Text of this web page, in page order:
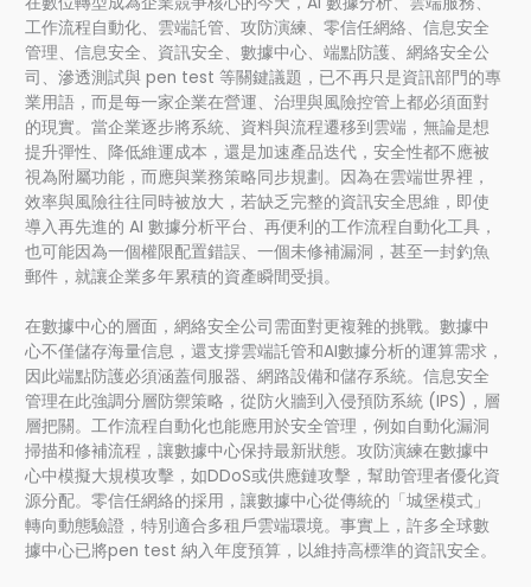
工作流程自動化、雲端託管、攻防演練、零信任網絡、信息安全
管理、信息安全、資訊安全、數據中心、端點防護、網絡安全公
司、滲透測試與 pen test 等關鍵議題，已不再只是資訊部門的專
業用語，而是每一家企業在營運、治理與風險控管上都必須面對
的現實。當企業逐步將系統、資料與流程遷移到雲端，無論是想
提升彈性、降低維運成本，還是加速產品迭代，安全性都不應被
視為附屬功能，而應與業務策略同步規劃。因為在雲端世界裡，
效率與風險往往同時被放大，若缺乏完整的資訊安全思維，即使
導入再先進的 AI 數據分析平台、再便利的工作流程自動化工具，
也可能因為一個權限配置錯誤、一個未修補漏洞，甚至一封釣魚
郵件，就讓企業多年累積的資產瞬間受損。
在數據中心的層面，網絡安全公司需面對更複雜的挑戰。數據中
心不僅儲存海量信息，還支撐雲端託管和AI數據分析的運算需求，
因此端點防護必須涵蓋伺服器、網路設備和儲存系統。信息安全
管理在此強調分層防禦策略，從防火牆到入侵預防系統 (IPS)，層
層把關。工作流程自動化也能應用於安全管理，例如自動化漏洞
掃描和修補流程，讓數據中心保持最新狀態。攻防演練在數據中
心中模擬大規模攻擊，如DDoS或供應鏈攻擊，幫助管理者優化資
源分配。零信任網絡的採用，讓數據中心從傳統的「城堡模式」
轉向動態驗證，特別適合多租戶雲端環境。事實上，許多全球數
據中心已將pen test 納入年度預算，以維持高標準的資訊安全。